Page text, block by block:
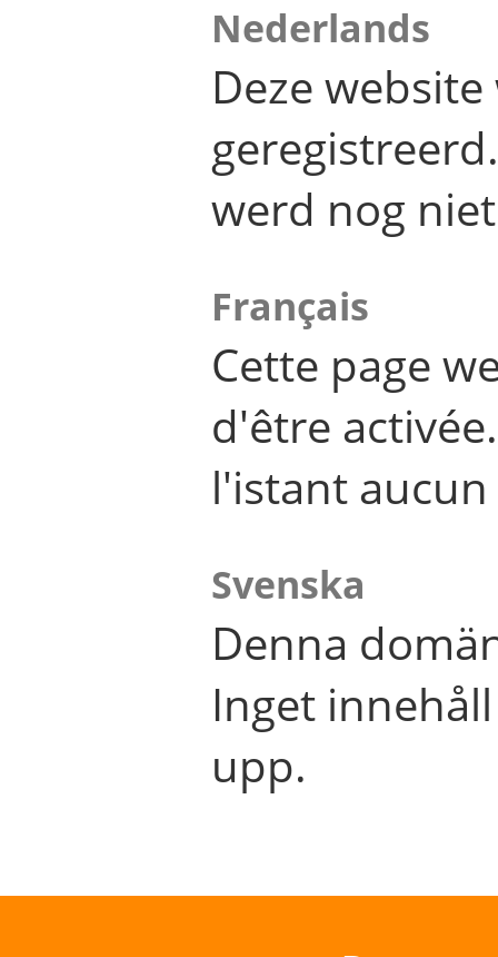
Nederlands
Deze
werd nog
Français
Cette page
d'être
l'istant
Svenska
Denna
Inget
upp.